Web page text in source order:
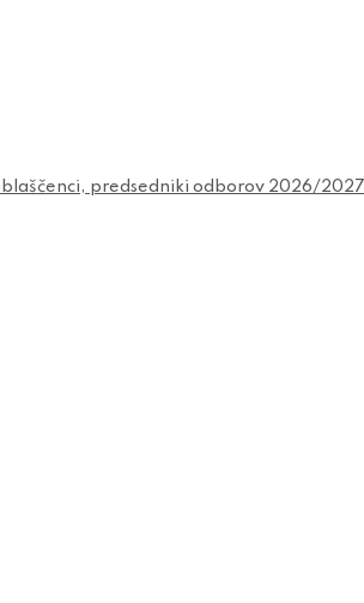
predsedniki odborov 2026/2027